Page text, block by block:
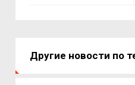
Другие новости по